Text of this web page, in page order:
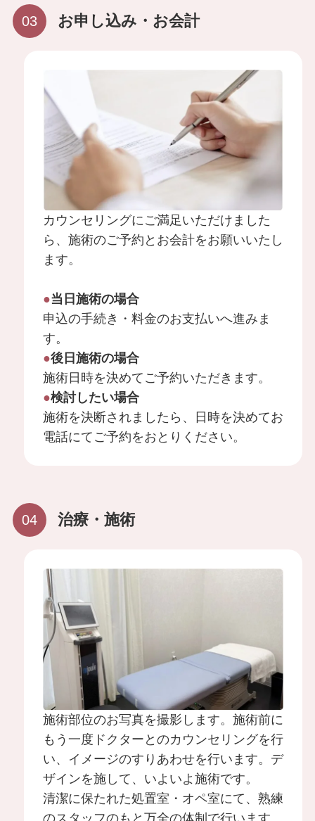
胸の脂肪吸引
お腹・ウエスト・腰の脂肪吸引
お尻・太もも・膝の脂肪吸引
ふくらはぎ・足首の脂肪吸引
脂肪注入豊胸
コンデンスリッチファット（CRF）豊胸
シリコンバッグ豊胸・ハイブリッド豊胸・抜
去
- 当院について
- 初めての方へ
- おしらせ
- お問い合わせ
- 最新情報
- 症例モニター制度
- 院長紹介
- 症例写真
- 美容コラム
- 採用情報
お申し込み・お会計
カウンセリングにご満足いただけました
ら、施術のご予約とお会計をお願いいたし
ます。
●当日施術の場合
申込の手続き・料金のお支払いへ進みま
す。
●後日施術の場合
施術日時を決めてご予約いただきます。
●検討したい場合
施術を決断されましたら、日時を決めてお
電話にてご予約をおとりください。
治療・施術
施術部位のお写真を撮影します。施術前に
もう一度ドクターとのカウンセリングを行
い、イメージのすりあわせを行います。デ
ザインを施して、いよいよ施術です。
清潔に保たれた処置室・オペ室にて、熟練